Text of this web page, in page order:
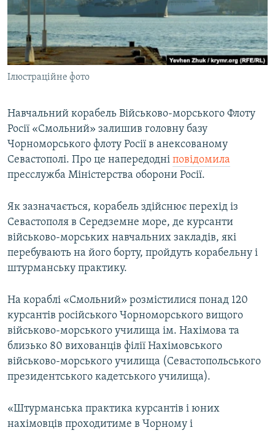
ВІДЕОУРОКИ «ELIFBE»
СВІДЧЕННЯ ОКУПАЦІЇ
УКРАЇНСЬКА ПРОБЛЕМА КРИМУ
ІНФОГРАФІКА
Русский
Qırımtatar
ДОЛУЧАЙСЯ!
Усі сайти RFE/RL
Ілюстраційне фото
Навчальний корабель Військово-морського Флоту
Росії «Смольний» залишив головну базу
Чорноморського флоту Росії в анексованому
Севастополі. Про це напередодні повідомила
пресслужба Міністерства оборони Росії.
Як зазначається, корабель здійснює перехід із
Севастополя в Середземне море, де курсанти
військово-морських навчальних закладів, які
перебувають на його борту, пройдуть корабельну і
штурманську практику.
На кораблі «Смольний» розмістилися понад 120
курсантів російського Чорноморського вищого
військово-морського училища ім. Нахімова та
близько 80 вихованців філії Нахімовського
військово-морського училища (Севастопольського
президентського кадетського училища).
«Штурманська практика курсантів і юних
нахімовців проходитиме в Чорному і